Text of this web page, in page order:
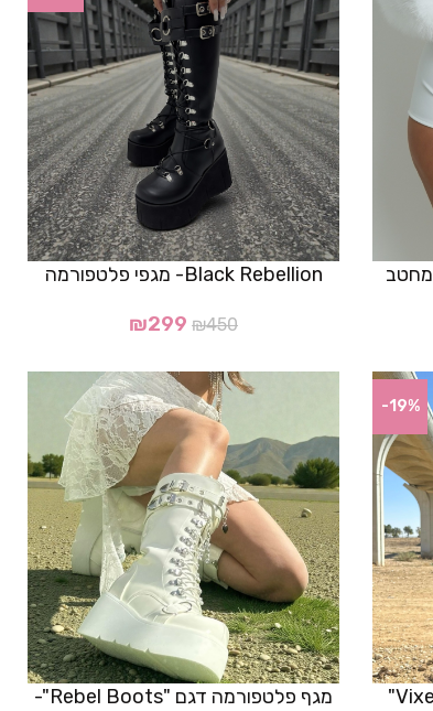
Black Rebellion- מגפי פלטפורמה
₪450
₪299
-19%
מגף פלטפורמה דגם "Rebel Boots"-